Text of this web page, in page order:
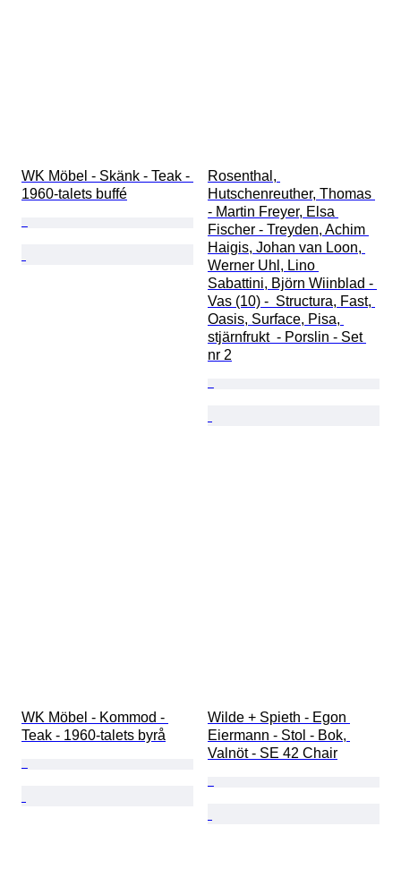
WK Möbel - Skänk - Teak -
1960-talets buffé
Rosenthal,
Hutschenreuther, Thomas
- Martin Freyer, Elsa
Fischer - Treyden, Achim
Haigis, Johan van Loon,
Werner Uhl, Lino
Sabattini, Björn Wiinblad -
Vas (10) -  Structura, Fast,
Oasis, Surface, Pisa,
stjärnfrukt  - Porslin - Set
nr 2
WK Möbel - Kommod -
Teak - 1960-talets byrå
Wilde + Spieth - Egon
Eiermann - Stol - Bok,
Valnöt - SE 42 Chair